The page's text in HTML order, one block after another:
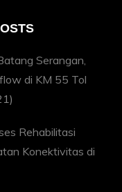
Serangan,
di KM 55 Tol
Rehabilitasi
Konektivitas di